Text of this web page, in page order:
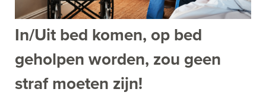
In/Uit bed komen, op bed
geholpen worden, zou geen
straf moeten zijn!